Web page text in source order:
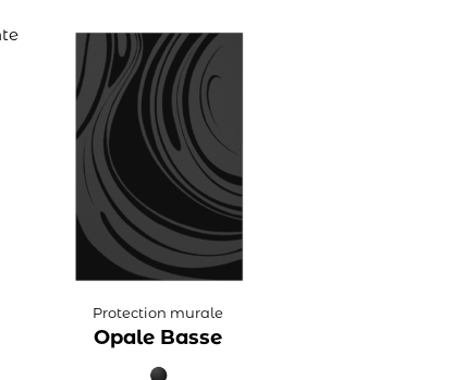
Protection murale
Opale Basse